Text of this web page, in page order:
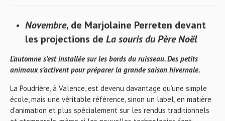
Novembre, de Marjolaine Perreten devant
les projections de La souris du Père Noël
L’automne s’est installée sur les bords du ruisseau. Des petits
animaux s’activent pour préparer la grande saison hivernale.
La Poudrière, à Valence, est devenu davantage qu’une simple
école, mais une véritable référence, sinon un label, en matière
d’animation et plus spécialement sur les rendus traditionnels